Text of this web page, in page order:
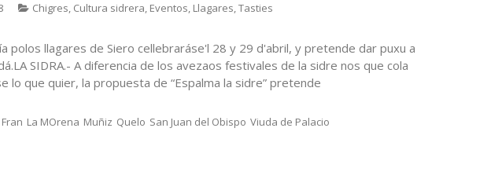
Chigres, Cultura sidrera, Eventos, Llagares,Tasties
polos llagares de Siero cellebraráse'l 28 y 29 d'abril, y pretende dar puxu a
SIDRA.- A diferencia de los avezaos festivales de la sidre nos que cola
lo que quier, la propuesta de “Espalma la sidre” pretende
Fran La MOrena Muñiz Quelo San Juan del Obispo Viuda de Palacio